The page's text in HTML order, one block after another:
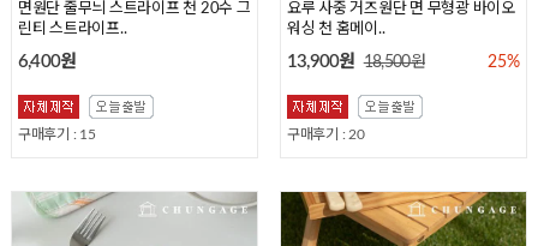
면원단 꽃무늬 플라워 천 20수 플람므
375
6,400원
구매후기 : 81
면원단 체크 천 20수 평직 원단 스위
티 339
6,400원
구매후기 : 21
면원단 체크 천 20수 원단 해피멜로 3
06
6,400원
면원단 줄무늬 스트라이프 천 20수 그
린티 스트라이프..
6,400원
구매후기 : 15
요루 사중 거즈원단 면 무형광 바이오
워싱 천 홈메이..
13,900원 18,500원 25%
구매후기 : 20